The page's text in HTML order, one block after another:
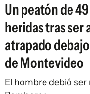
Un peatón de
heridas tras ser
atrapado
de Montevideo
El hombre debió